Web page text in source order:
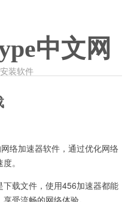
中文网
装软件
加速器软件，通过优化网络
。
载文件，使用456加速器都能
受流畅的网络体验。